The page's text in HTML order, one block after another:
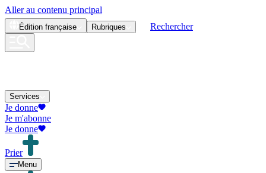
Aller au contenu principal
Édition française Rubriques Rechercher
Services
Je donne
Je m'abonne
Je donne
Prier
Menu